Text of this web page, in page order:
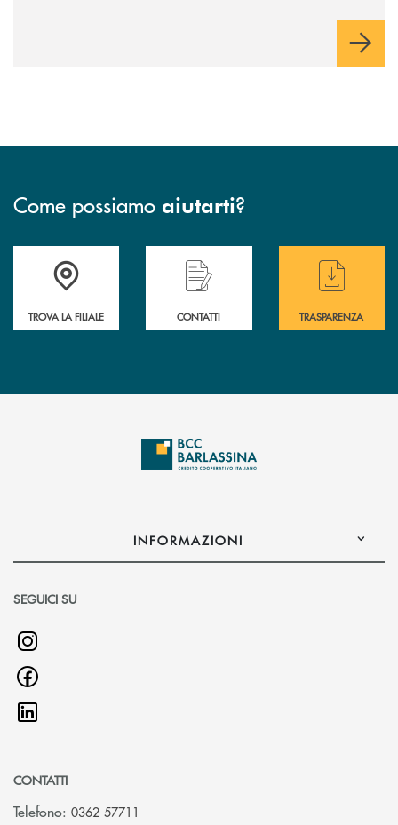
Come possiamo aiutarti?
Accedi all' elenco completo delle filiali di BCC Barlassina.
TROVA LA FILIALE
Hai bisogno di assistenza immediata ?
CONTATTI
Hai bisogno di
TRASPARENZA
INFORMAZIONI
SEGUICI SU
CONTATTI
Telefono: 0362-57711